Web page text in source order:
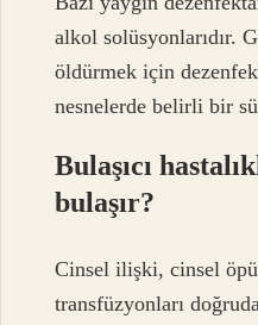
alkol solüsyonlarıdır.
öldürmek için
nesnelerde belirli bir
Bulaşıcı
bulaşır?
Cinsel ilişki, cinsel
transfüzyonları